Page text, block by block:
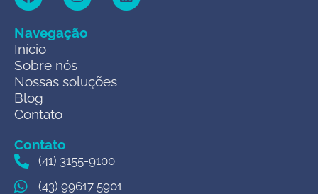
Navegação
Início
Sobre nós
Nossas soluções
Blog
Contato
Contato
(41) 3155-9100
(43) 99617 5901